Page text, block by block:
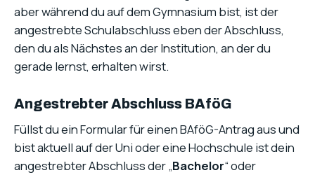
aber während du auf dem Gymnasium bist, ist der
angestrebte Schulabschluss eben der Abschluss,
den du als Nächstes an der Institution, an der du
gerade lernst, erhalten wirst.
Angestrebter Abschluss BAföG
Füllst du ein Formular für einen BAföG-Antrag aus und
bist aktuell auf der Uni oder eine Hochschule ist dein
angestrebter Abschluss der „Bachelor“ oder